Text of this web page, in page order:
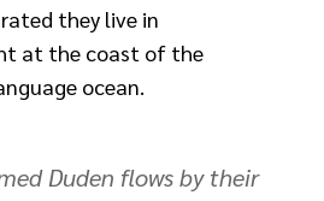
they live in
at the coast of the
ocean.
Duden flows by their